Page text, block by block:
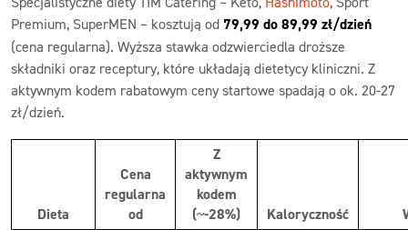
Premium, SuperMEN – kosztują od 79,99 do 89,99 zł/dzień
(cena regularna). Wyższa stawka odzwierciedla droższe
składniki oraz receptury, które układają dietetycy kliniczni. Z
aktywnym kodem rabatowym ceny startowe spadają o ok. 20-27
zł/dzień.
Dieta
Cena
regularna
od
Z
aktywnym
kodem
(~-28%)
Kaloryczność